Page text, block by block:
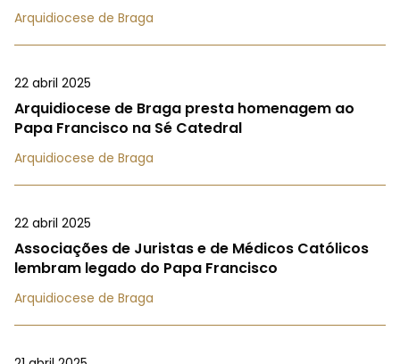
Arquidiocese de Braga
22 abril 2025
Arquidiocese de Braga presta homenagem ao
Papa Francisco na Sé Catedral
Arquidiocese de Braga
22 abril 2025
Associações de Juristas e de Médicos Católicos
lembram legado do Papa Francisco
Arquidiocese de Braga